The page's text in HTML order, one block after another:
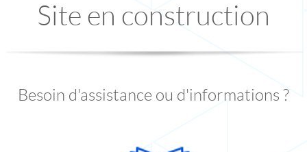
Site en construction
Besoin d'assistance ou d'informations ?